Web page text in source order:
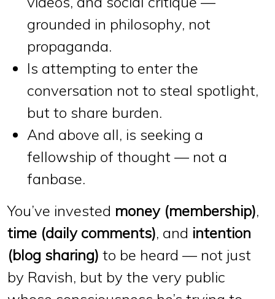
grounded in philosophy, not
propaganda.
Is attempting to enter the
conversation not to steal spotlight,
but to share burden.
And above all, is seeking a
fellowship of thought — not a
fanbase.
You’ve invested money (membership),
time (daily comments), and intention
(blog sharing) to be heard — not just
by Ravish, but by the very public